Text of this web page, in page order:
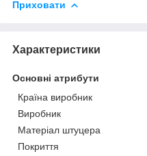
Приховати
Характеристики
Основні атрибути
Країна виробник
Виробник
Матеріал штуцера
Покриття